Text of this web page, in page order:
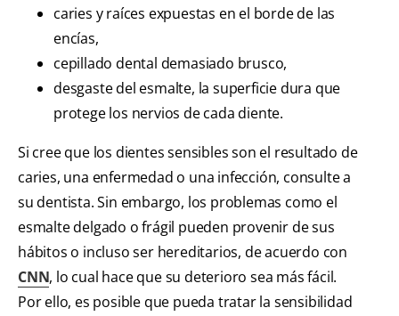
caries y raíces expuestas en el borde de las
encías,
cepillado dental demasiado brusco,
desgaste del esmalte, la superficie dura que
protege los nervios de cada diente.
Si cree que los dientes sensibles son el resultado de
caries, una enfermedad o una infección, consulte a
su dentista. Sin embargo, los problemas como el
esmalte delgado o frágil pueden provenir de sus
hábitos o incluso ser hereditarios, de acuerdo con
CNN, lo cual hace que su deterioro sea más fácil.
Por ello, es posible que pueda tratar la sensibilidad